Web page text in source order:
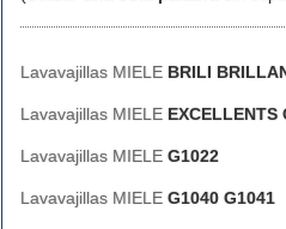
Lavavajillas MIELE BRILI
Lavavajillas MIELE EXCELLENTS
Lavavajillas MIELE G1022
Lavavajillas MIELE G1040 G1041